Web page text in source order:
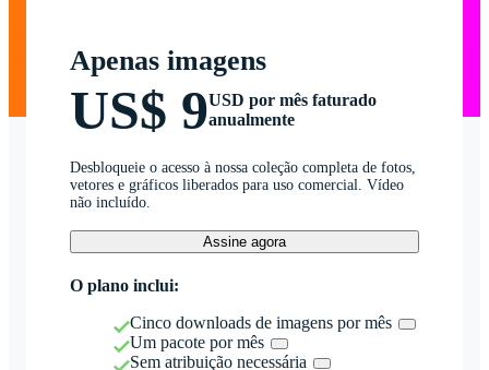
Apenas imagens
US$ 9USD por mês faturado
anualmente
Desbloqueie o acesso à nossa coleção completa de fotos,
vetores e gráficos liberados para uso comercial. Vídeo
não incluído.
Assine agora
O plano inclui:
Cinco downloads de imagens por mês
Um pacote por mês
Sem atribuição necessária